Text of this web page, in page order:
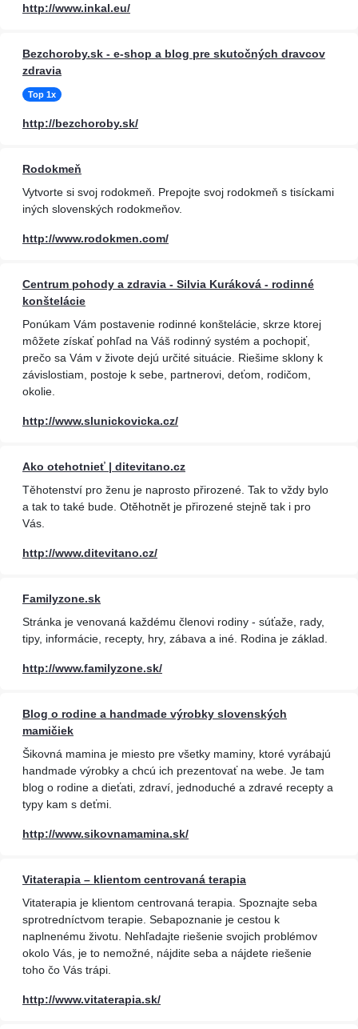
http://www.inkal.eu/
Bezchoroby.sk - e-shop a blog pre skutočných dravcov
zdravia
Top 1x
http://bezchoroby.sk/
Rodokmeň
Vytvorte si svoj rodokmeň. Prepojte svoj rodokmeň s tisíckami
iných slovenských rodokmeňov.
http://www.rodokmen.com/
Centrum pohody a zdravia - Silvia Kuráková - rodinné
konštelácie
Ponúkam Vám postavenie rodinné konštelácie, skrze ktorej
môžete získať pohľad na Váš rodinný systém a pochopiť,
prečo sa Vám v živote dejú určité situácie. Riešime sklony k
závislostiam, postoje k sebe, partnerovi, deťom, rodičom,
okolie.
http://www.slunickovicka.cz/
Ako otehotnieť | ditevitano.cz
Těhotenství pro ženu je naprosto přirozené. Tak to vždy bylo
a tak to také bude. Otěhotnět je přirozené stejně tak i pro
Vás.
http://www.ditevitano.cz/
Familyzone.sk
Stránka je venovaná každému členovi rodiny - súťaže, rady,
tipy, informácie, recepty, hry, zábava a iné. Rodina je základ.
http://www.familyzone.sk/
Blog o rodine a handmade výrobky slovenských
mamičiek
Šikovná mamina je miesto pre všetky maminy, ktoré vyrábajú
handmade výrobky a chcú ich prezentovať na webe. Je tam
blog o rodine a dieťati, zdraví, jednoduché a zdravé recepty a
typy kam s deťmi.
http://www.sikovnamamina.sk/
Vitaterapia – klientom centrovaná terapia
Vitaterapia je klientom centrovaná terapia. Spoznajte seba
sprotredníctvom terapie. Sebapoznanie je cestou k
naplnenému životu. Nehľadajte riešenie svojich problémov
okolo Vás, je to nemožné, nájdite seba a nájdete riešenie
toho čo Vás trápi.
http://www.vitaterapia.sk/